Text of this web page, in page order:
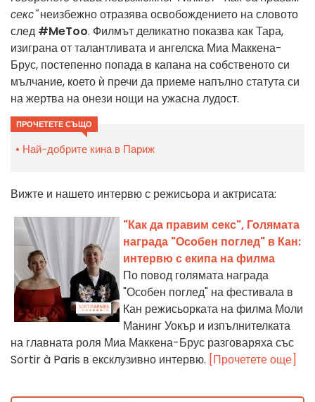
секс"неизбежно отразява освобождението на словото
след #MeToo. Филмът деликатно показва как Тара,
изиграна от талантливата и ангелска Миа Маккена-
Брус, постепенно попада в капана на собственото си
мълчание, което ѝ пречи да приеме напълно статута си
на жертва на онези нощи на ужасна лудост.
ПРОЧЕТЕТЕ СЪЩО
Най-добрите кина в Париж
Вижте и нашето интервю с режисьора и актрисата:
"Как да правим секс", Голямата
награда "Особен поглед" в Кан:
интервю с екипа на филма
По повод голямата награда
"Особен поглед" на фестивала в
Кан режисьорката на филма Моли
Манинг Уокър и изпълнителката
на главната роля Миа Маккена-Брус разговаряха със
Sortir à Paris в ексклузивно интервю. [Прочетете още]